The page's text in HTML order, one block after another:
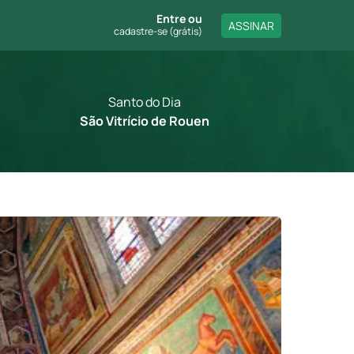
Entreou
cadastre-se (grátis) ASSINAR
Santo do Dia
São Vitrício de Rouen